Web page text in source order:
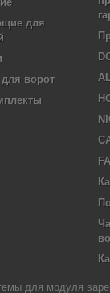
для
ворот
для модуля